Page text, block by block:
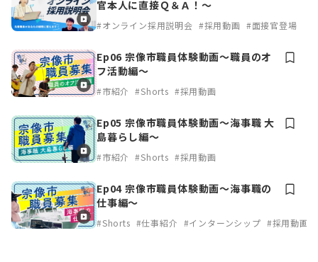
官本人に直接Ｑ＆Ａ！～
#オンライン採用説明会 #採用動画 #面接官登場
Ep06 宗像市職員体験動画～職員のオ
フ活動編～
#市紹介 #Shorts #採用動画
Ep05 宗像市職員体験動画～海事職 大
島暮らし編～
#市紹介 #Shorts #採用動画
Ep04 宗像市職員体験動画～海事職の
仕事編～
#Shorts #仕事紹介 #インターンシップ #採用動画